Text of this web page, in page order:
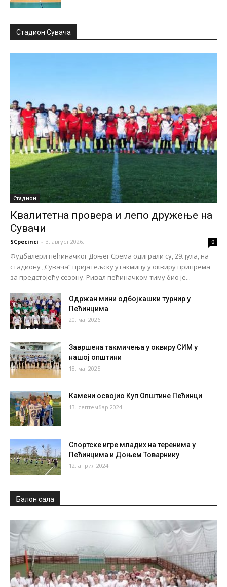
Стадион Сувача
Стадион
Квалитетна провера и лепо дружење на
Сувачи
SCpecinci - 3. август 2026. 0
Фудбалери пећиначког Доњег Срема одиграли су, 29. јула, на
стадиону „Сувача“ пријатељску утакмицу у оквиру припрема
за предстојећу сезону. Ривал пећиначком тиму био је...
Одржан мини одбојкашки турнир у
Пећинцима
20. мај 2026.
Завршена такмичења у оквиру СИМ у
нашој општини
18. мај 2025.
Камени освојио Куп Општине Пећинци
13. септембар 2024.
Спортске игре младих на теренима у
Пећинцима и Доњем Товарнику
12. април 2024.
Балон сала